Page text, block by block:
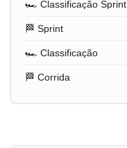
🏎️ Classificação Sprint
🏁 Sprint
🏎️ Classificação
🏁 Corrida